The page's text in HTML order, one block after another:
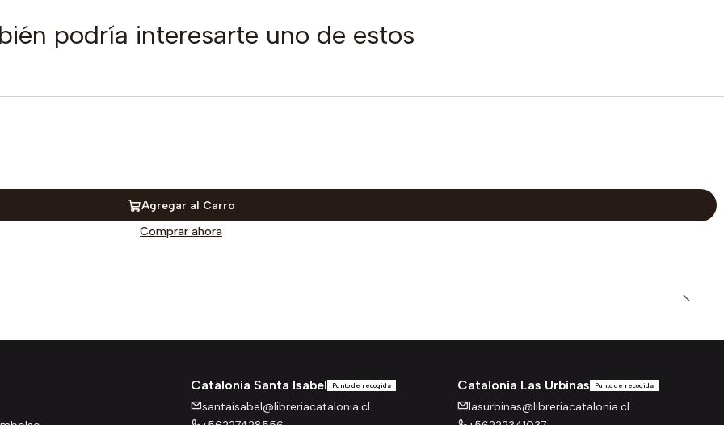
podría interesarte uno de estos
Agregar al Carro
Comprar ahora
Catalonia Santa Isabel Punto de recogida
santaisabel@libreriacatalonia.cl
Catalonia Las Urbinas Punto de recogida
lasurbinas@libreriacatalonia.cl